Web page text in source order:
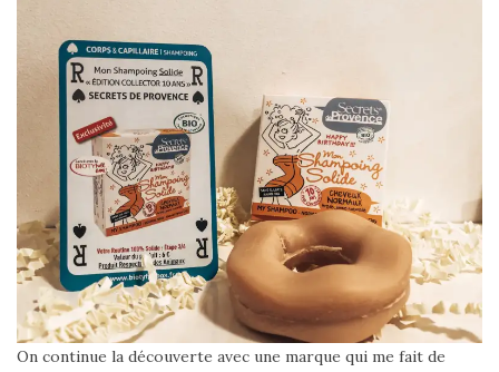
On continue la découverte avec une marque qui me fait de